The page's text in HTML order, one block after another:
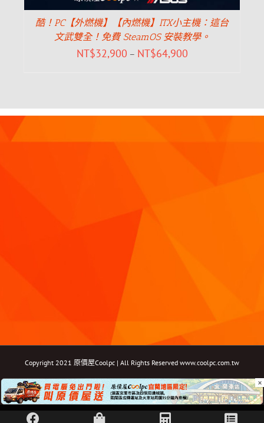
酷！PC【外燃機】【內燃機】ITX小主機：這台
文武雙全！免費 SteamOS 安裝教學。
NT$32,900 – NT$64,900
Copyright 2021 原價屋Coolpc | All Rights Reserved www.coolpc.com.tw
FacebookInstagramYouTubeTwitterEmail: ×